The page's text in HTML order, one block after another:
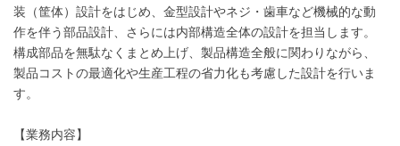
装（筐体）設計をはじめ、金型設計やネジ・歯車など機械的な動
作を伴う部品設計、さらには内部構造全体の設計を担当します。
構成部品を無駄なくまとめ上げ、製品構造全般に関わりながら、
製品コストの最適化や生産工程の省力化も考慮した設計を行いま
す。
【業務内容】